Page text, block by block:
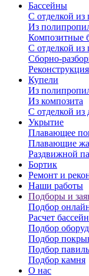
Бассейны
С отделкой
Из
Композитные
С отделкой из
Сборно-
Купели
Из
Из композита
С отделкой из
Укрытие
Плавающее
Плавающие
Раздвижной
Бортик
Ремонт и
Наши работы
Подборы и
Подбор
Расчет
Подбор
Подбор
Подбор
Подбор камня
О нас